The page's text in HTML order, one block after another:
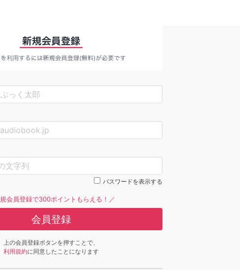
パスワードを表示する
会員登録で300ポイントもらえる！／
会員登録
上の会員登録ボタンを押すことで、
利用規約に同意したことになります